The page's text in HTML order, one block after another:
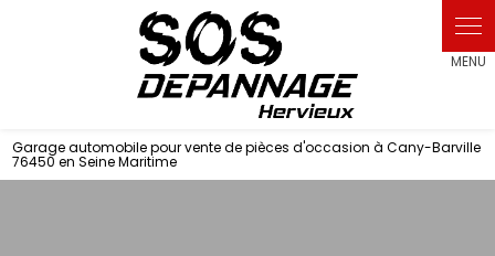
Garage automobile pour vente de pièces d'occasion à Cany-Barville
76450 en Seine Maritime
Panneau de gestion des cookies